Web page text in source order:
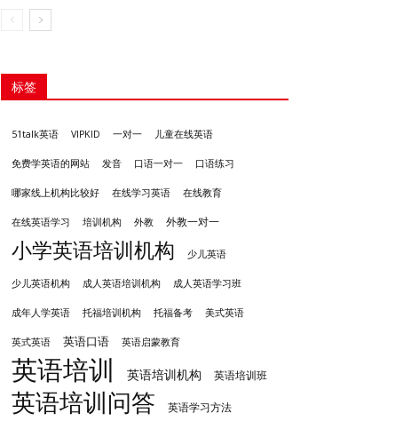
标签
51talk英语 VIPKID 一对一 儿童在线英语
免费学英语的网站 发音 口语一对一 口语练习
哪家线上机构比较好 在线学习英语 在线教育
在线英语学习 培训机构 外教 外教一对一
小学英语培训机构 少儿英语
少儿英语机构 成人英语培训机构 成人英语学习班
成年人学英语 托福培训机构 托福备考 美式英语
英式英语 英语口语 英语启蒙教育
英语培训 英语培训机构 英语培训班
英语培训问答 英语学习方法